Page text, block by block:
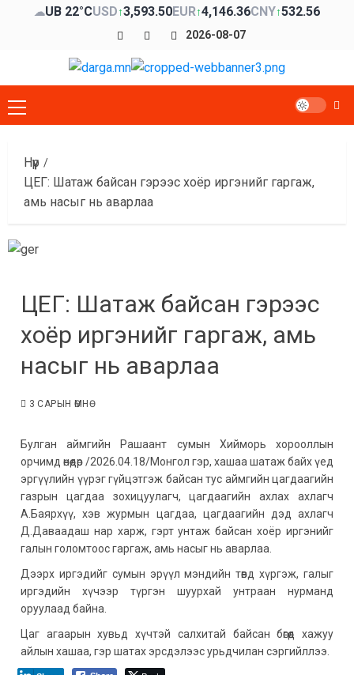
☁UB 22°CUSD↑3,593.50EUR↑4,146.36CNY↑532.56
Facebook
x Youtube
2026-08-07
Primary
Menu
Нүүр
ЦЕГ: Шатаж байсан гэрээс хоёр иргэнийг гаргаж,
амь насыг нь аварлаа
ЦЕГ: Шатаж байсан гэрээс
хоёр иргэнийг гаргаж, амь
насыг нь аварлаа
3 САРЫН ӨМНӨ
Булган аймгийн Рашаант сумын Хийморь хорооллын
орчимд өнөөдөр /2026.04.18/Монгол гэр, хашаа шатаж байх үед
эргүүлийн үүрэг гүйцэтгэж байсан тус аймгийн цагдаагийн
газрын цагдаа зохицуулагч, цагдаагийн ахлах ахлагч
А.Баярхүү, хэв журмын цагдаа, цагдаагийн дэд ахлагч
Д.Даваадаш нар харж, гэрт унтаж байсан хоёр иргэнийг
галын голомтоос гаргаж, амь насыг нь аварлаа.
Дээрх иргэдийг сумын эрүүл мэндийн төвд хүргэж, галыг
иргэдийн хүчээр түргэн шуурхай унтраан нурманд
оруулаад байна.
Цаг агаарын хувьд хүчтэй салхитай байсан бөгөөд хажуу
айлын хашаа, гэр шатах эрсдэлээс урьдчилан сэргийллээ.